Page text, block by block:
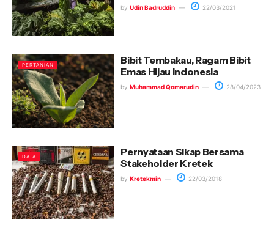
by Udin Badruddin 22/03/2021
PERTANIAN
Bibit Tembakau, Ragam Bibit
Emas Hijau Indonesia
by Muhammad Qomarudin 28/04/2023
DATA
Pernyataan Sikap Bersama
Stakeholder Kretek
by Kretekmin 22/03/2018